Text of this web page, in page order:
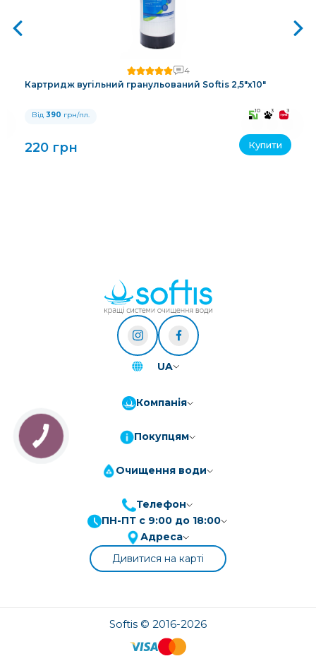
ПриватБанк
3-10 платежів, кредит 0.01%
3-7 платежів, кредит 0.01%
3-10 платежів, кредит 0.01%
3-10 платежів, кредит 0.01%
4
Картридж вугільний гранульований Softis 2,5"х10"
Від 390 грн/пл. 10 3 3
220 грн Купити
UA
Компанія
Покупцям
Очищення води
Телефон
ПН-ПТ с 9:00 до 18:00
Адреса
Дивитися на карті
Softis © 2016-2026